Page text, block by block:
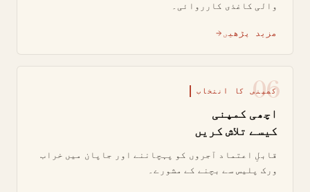
والی کاغذی کارروائی۔
مزید پڑھیں
06
کمپنی کا انتخاب
اچھی کمپنی
کیسے تلاش کریں
قابلِ اعتماد آجروں کو پہچاننے اور جاپان میں خراب
ورک پلیس سے بچنے کے مشورے۔